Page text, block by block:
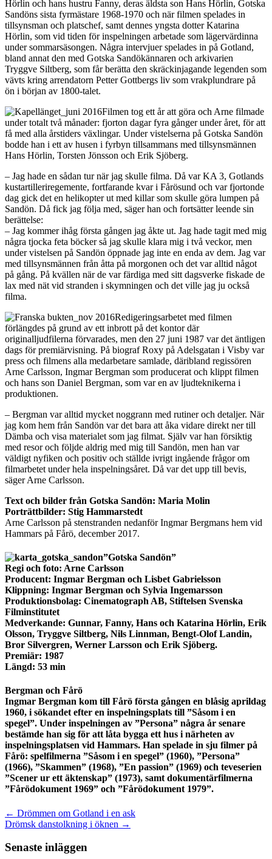
Hörlin och hans hustru Fanny, deras äldsta son Hans Hörlin, Gotska
Sandöns sista fyrmästare 1968-1970 och när filmen spelades in
tillsynsman och platschef, samt dennes yngsta dotter Katarina
Hörlin, som vid tiden för inspelningen arbetade som lägervärdinna
under sommarsäsongen. Några intervjuer spelades in på Gotland,
bland annat den med Gotska Sandökännaren och arkivarien
Tryggve Siltberg, som får berätta den skräckinjagande legenden som
vävts kring arrendatorn Petter Gottbergs liv som vrakplundrare på
ön i början av 1800-talet.
Filmen tog ett år att göra och Arne filmade
under totalt två månader: fjorton dagar fyra gånger under året, för att
få med alla årstiders växlingar. Under vistelserna på Gotska Sandön
bodde han i ett av husen i fyrbyn tillsammans med tillsynsmännen
Hans Hörlin, Torsten Jönsson och Erik Sjöberg.
– Jag hade en sådan tur när jag skulle filma. Då var KA 3, Gotlands
kustartilleriregemente, fortfarande kvar i Fårösund och var fjortonde
dag gick det en helikopter ut med killar som skulle göra lumpen på
Sandön. Då fick jag följa med, säger han och fortsätter leende sin
berättelse:
– Jag kommer ihåg första gången jag åkte ut. Jag hade tagit med mig
några tjocka feta böcker så jag skulle klara mig i två veckor, men
under vistelsen på Sandön öppnade jag inte en enda av dem. Jag var
med tillsynsmännen från åtta på morgonen och det var alltid något
på gång. På kvällen när de var färdiga med sitt dagsverke fiskade de
lax med nät vid stranden i skymningen och det ville jag ju också
filma.
Redigeringsarbetet med filmen
förlängdes på grund av ett inbrott på det kontor där
originalljudfilerna förvarades, men den 27 juni 1987 var det äntligen
dags för premiärvisning. På biograf Roxy på Adelsgatan i Visby var
press och filmens alla medarbetare samlade, däribland regissören
Arne Carlsson, Ingmar Bergman som producerat och klippt filmen
och hans son Daniel Bergman, som var en av ljudteknikerna i
produktionen.
– Bergman var alltid mycket noggrann med rutiner och detaljer. När
jag kom hem från Sandön var det bara att åka vidare direkt ner till
Dämba och visa materialet som jag filmat. Själv var han försiktig
med resor och följde aldrig med mig till Sandön, men han var
väldigt nyfiken och positiv och ställde ivrigt ingående frågor om
filmarbetet under hela inspelningsåret. Då var det upp till bevis,
säger Arne Carlsson.
Text och bilder från Gotska Sandön: Maria Molin
Porträttbilder: Stig Hammarstedt
Arne Carlsson på stenstranden nedanför Ingmar Bergmans hem vid
Hammars på Fårö, december 2017.
”Gotska Sandön”
Regi och foto: Arne Carlsson
Producent: Ingmar Bergman och Lisbet Gabrielsson
Klippning: Ingmar Bergman och Sylvia Ingemarsson
Produktionsbolag: Cinematograph AB, Stiftelsen Svenska
Filminstitutet
Medverkande: Gunnar, Fanny, Hans och Katarina Hörlin, Erik
Olsson, Tryggve Siltberg, Nils Linnman, Bengt-Olof Landin,
Bror Silvergren, Werner Larsson och Erik Sjöberg.
Premiär: 1987
Längd: 53 min
Bergman och Fårö
Ingmar Bergman kom till Fårö första gången en blåsig aprildag
1960, i sökandet efter en inspelningsplats till ”Såsom i en
spegel”. Under inspelningen av ”Persona” några år senare
bestämde han sig för att låta bygga ett hus i närheten av
inspelningsplatsen vid Hammars. Han spelade in sju filmer på
Fårö: spelfilmerna ”Såsom i en spegel” (1960), ”Persona”
(1966), ”Skammen” (1968), ”En passion” (1969) och teveserien
”Scener ur ett äktenskap” (1973), samt dokumentärfilmerna
”Fårödokument 1969” och ”Fårödokument 1979”.
Post
navigation
← Drömmen om Gotland i en ask
Drömsk danstolkning i öknen →
Senaste inläggen